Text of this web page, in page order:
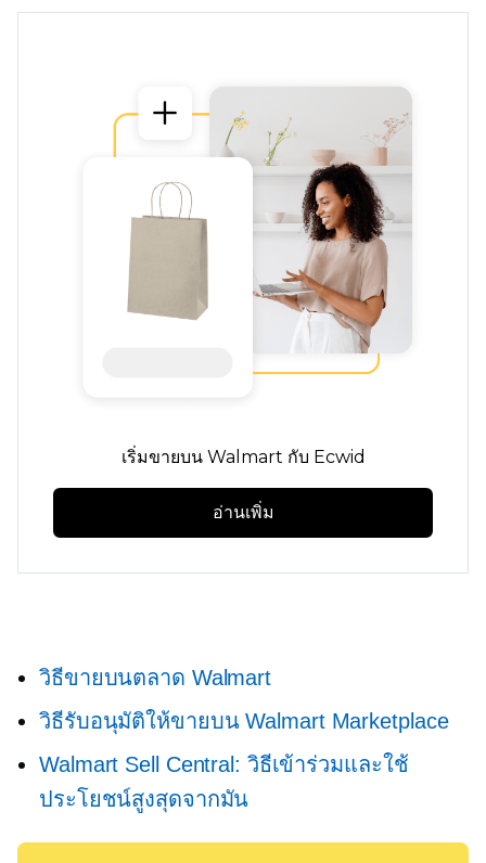
เริ่มขายบน Walmart กับ Ecwid
อ่านเพิ่ม
วิธีขายบนตลาด Walmart
วิธีรับอนุมัติให้ขายบน Walmart Marketplace
Walmart Sell Central: วิธีเข้าร่วมและใช้
ประโยชน์สูงสุดจากมัน